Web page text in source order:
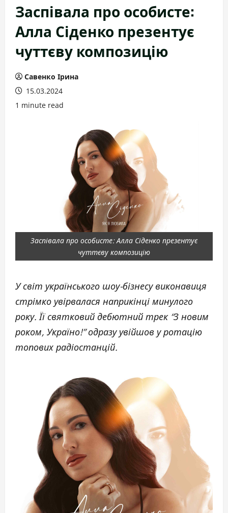
Заспівала про особисте:
Алла Сіденко презентує
чуттєву композицію
Савенко Ірина
15.03.2024
1 minute read
Заспівала про особисте: Алла Сіденко презентує
чуттєву композицію
У світ українського шоу-бізнесу виконавиця
стрімко увірвалася наприкінці минулого
року. Її святковий дебютний трек “З новим
роком, Україно!” одразу увійшов у ротацію
топових радіостанцій.